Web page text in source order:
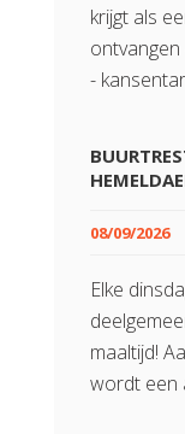
krijgt als
ontvangen
-
08/09/2026
Elke
maaltijd!
wordt een